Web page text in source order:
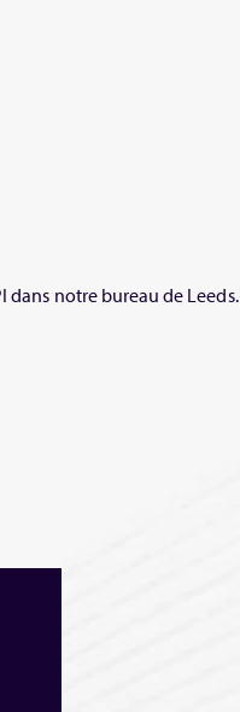
dans notre bureau de Leeds.